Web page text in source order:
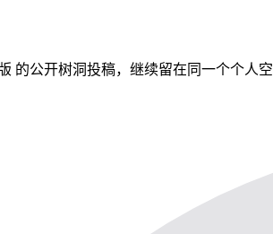
的公开树洞投稿，继续留在同一个个人